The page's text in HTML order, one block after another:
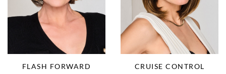
FLASH FORWARD CRUISE CONTROL